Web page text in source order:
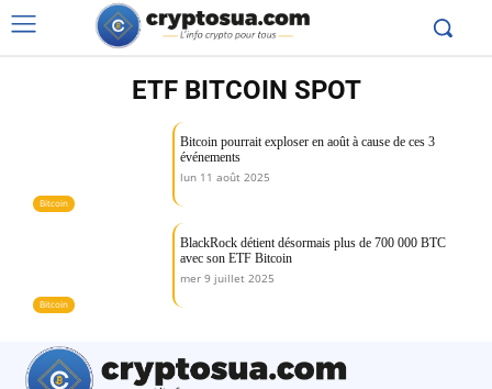
ETF BITCOIN SPOT
Bitcoin
Bitcoin pourrait exploser en août à cause de ces 3
événements
lun 11 août 2025
Bitcoin
BlackRock détient désormais plus de 700 000 BTC
avec son ETF Bitcoin
mer 9 juillet 2025